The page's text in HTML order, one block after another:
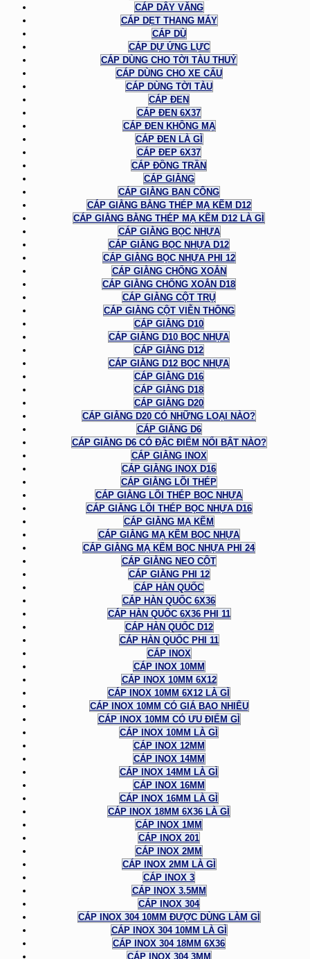
CÁP DÂY VĂNG
CÁP DẸT THANG MÁY
CÁP DÙ
CÁP DỰ ỨNG LỰC
CÁP DÙNG CHO TỜI TÀU THUỶ
CÁP DÙNG CHO XE CẨU
CÁP DÙNG TỜI TÀU
CÁP ĐEN
CÁP ĐEN 6X37
CÁP ĐEN KHÔNG MẠ
CÁP ĐEN LÀ GÌ
CÁP ĐEP 6X37
CÁP ĐỒNG TRẦN
CÁP GIẰNG
CÁP GIẰNG BAN CÔNG
CÁP GIẰNG BẰNG THÉP MẠ KẼM D12
CÁP GIẰNG BẰNG THÉP MẠ KẼM D12 LÀ GÌ
CÁP GIẰNG BỌC NHỰA
CÁP GIẰNG BỌC NHỰA D12
CÁP GIẰNG BỌC NHỰA PHI 12
CÁP GIẰNG CHỐNG XOẮN
CÁP GIẰNG CHỐNG XOẮN D18
CÁP GIẰNG CỘT TRỤ
CÁP GIẰNG CỘT VIỄN THÔNG
CÁP GIẰNG D10
CÁP GIẰNG D10 BỌC NHỰA
CÁP GIẰNG D12
CÁP GIẰNG D12 BỌC NHỰA
CÁP GIẰNG D16
CÁP GIẰNG D18
CÁP GIẰNG D20
CÁP GIẰNG D20 CÓ NHỮNG LOẠI NÀO?
CÁP GIẰNG D6
CÁP GIẰNG D6 CÓ ĐẶC ĐIỂM NỔI BẬT NÀO?
CÁP GIẰNG INOX
CÁP GIẰNG INOX D16
CÁP GIẰNG LÕI THÉP
CÁP GIẰNG LÕI THÉP BỌC NHỰA
CÁP GIẰNG LÕI THÉP BỌC NHỰA D16
CÁP GIẰNG MẠ KẼM
CÁP GIẰNG MẠ KẼM BỌC NHỰA
CÁP GIẰNG MẠ KẼM BỌC NHỰA PHI 24
CÁP GIẰNG NEO CỘT
CÁP GIẰNG PHI 12
CÁP HÀN QUỐC
CÁP HÀN QUỐC 6X36
CÁP HÀN QUỐC 6X36 PHI 11
CÁP HÀN QUỐC D12
CÁP HÀN QUỐC PHI 11
CÁP INOX
CÁP INOX 10MM
CÁP INOX 10MM 6X12
CÁP INOX 10MM 6X12 LÀ GÌ
CÁP INOX 10MM CÓ GIÁ BAO NHIÊU
CÁP INOX 10MM CÓ ƯU ĐIỂM GÌ
CÁP INOX 10MM LÀ GÌ
CÁP INOX 12MM
CÁP INOX 14MM
CÁP INOX 14MM LÀ GÌ
CÁP INOX 16MM
CÁP INOX 16MM LÀ GÌ
CÁP INOX 18MM 6X36 LÀ GÌ
CÁP INOX 1MM
CÁP INOX 201
CÁP INOX 2MM
CÁP INOX 2MM LÀ GÌ
CÁP INOX 3
CÁP INOX 3.5MM
CÁP INOX 304
CÁP INOX 304 10MM ĐƯỢC DÙNG LÀM GÌ
CÁP INOX 304 10MM LÀ GÌ
CÁP INOX 304 18MM 6X36
CÁP INOX 304 3MM